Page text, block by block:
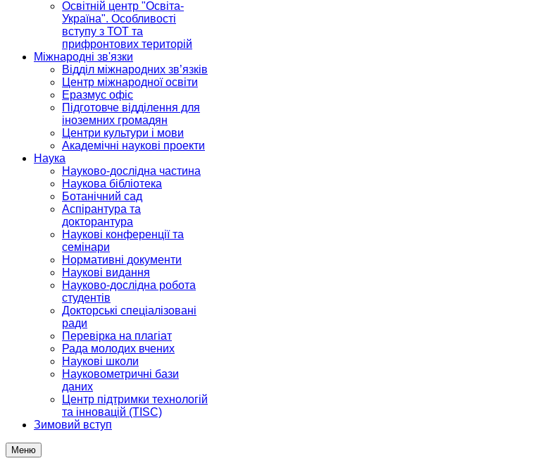
Освітній центр "Освіта-
Україна". Особливості
вступу з ТОТ та
прифронтових територій
Міжнародні зв'язки
Відділ міжнародних зв’язків
Центр міжнародної освіти
Еразмус офіс
Підготовче відділення для
іноземних громадян
Центри культури і мови
Академічні наукові проекти
Наука
Науково-дослідна частина
Наукова бібліотека
Ботанічний сад
Аспірантура та
докторантура
Наукові конференції та
семінари
Нормативні документи
Наукові видання
Науково-дослідна робота
студентів
Докторські спеціалізовані
ради
Перевірка на плагіат
Рада молодих вчених
Наукові школи
Науковометричні бази
даних
Центр підтримки технологій
та інновацій (TISC)
Зимовий вступ
Меню